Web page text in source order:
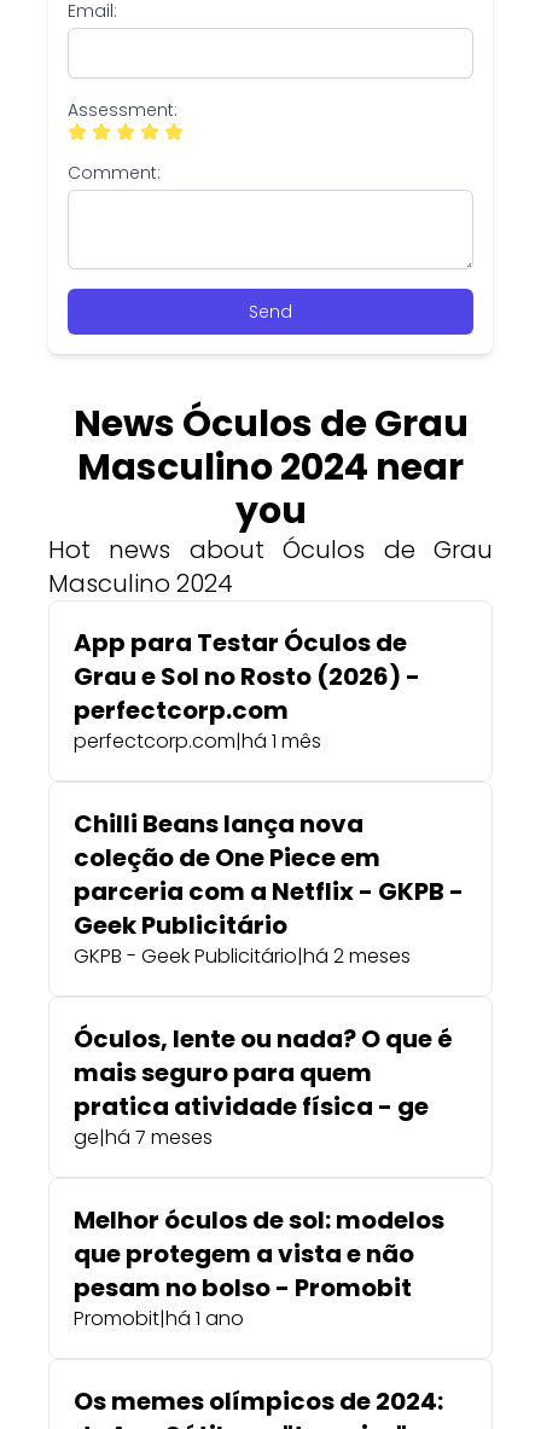
Email:
Assessment:
Comment:
Send
News Óculos de Grau
Masculino 2024 near
you
Hot news about Óculos de Grau
Masculino 2024
App para Testar Óculos de
Grau e Sol no Rosto (2026) -
perfectcorp.com
perfectcorp.com|há 1 mês
Chilli Beans lança nova
coleção de One Piece em
parceria com a Netflix - GKPB -
Geek Publicitário
GKPB - Geek Publicitário|há 2 meses
Óculos, lente ou nada? O que é
mais seguro para quem
pratica atividade física - ge
ge|há 7 meses
Melhor óculos de sol: modelos
que protegem a vista e não
pesam no bolso - Promobit
Promobit|há 1 ano
Os memes olímpicos de 2024: